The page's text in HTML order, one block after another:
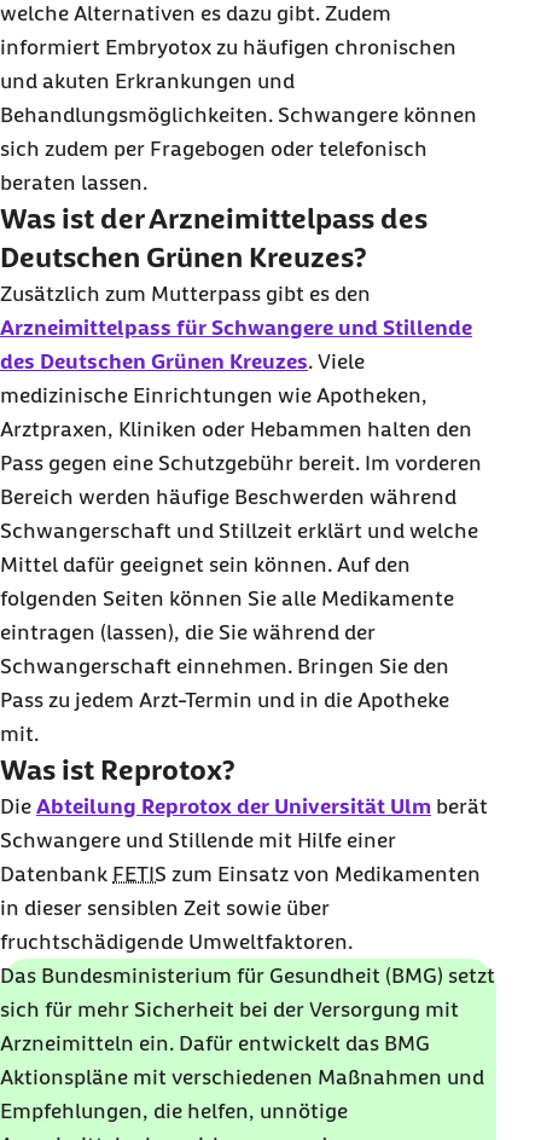
welche Alternativen es dazu gibt. Zudem
informiert Embryotox zu häufigen chronischen
und akuten Erkrankungen und
Behandlungsmöglichkeiten. Schwangere können
sich zudem per Fragebogen oder telefonisch
beraten lassen.
Was ist der Arzneimittelpass des
Deutschen Grünen Kreuzes?
Zusätzlich zum Mutterpass gibt es den
Arzneimittelpass für Schwangere und Stillende
des Deutschen Grünen Kreuzes. Viele
medizinische Einrichtungen wie Apotheken,
Arztpraxen, Kliniken oder Hebammen halten den
Pass gegen eine Schutzgebühr bereit. Im vorderen
Bereich werden häufige Beschwerden während
Schwangerschaft und Stillzeit erklärt und welche
Mittel dafür geeignet sein können. Auf den
folgenden Seiten können Sie alle Medikamente
eintragen (lassen), die Sie während der
Schwangerschaft einnehmen. Bringen Sie den
Pass zu jedem Arzt-Termin und in die Apotheke
mit.
Was ist Reprotox?
Die Abteilung Reprotox der Universität Ulm berät
Schwangere und Stillende mit Hilfe einer
Datenbank FETIS zum Einsatz von Medikamenten
in dieser sensiblen Zeit sowie über
fruchtschädigende Umweltfaktoren.
Das Bundesministerium für Gesundheit (BMG) setzt
sich für mehr Sicherheit bei der Versorgung mit
Arzneimitteln ein. Dafür entwickelt das BMG
Aktionspläne mit verschiedenen Maßnahmen und
Empfehlungen, die helfen, unnötige